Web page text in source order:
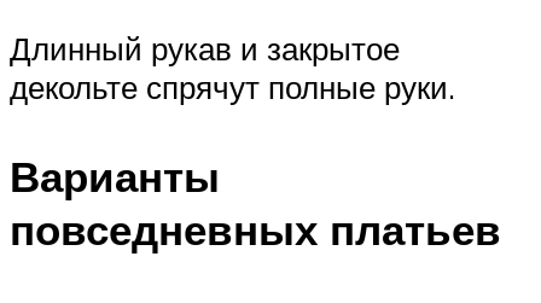
Длинный рукав и закрытое
декольте спрячут полные руки.
Варианты
повседневных платьев